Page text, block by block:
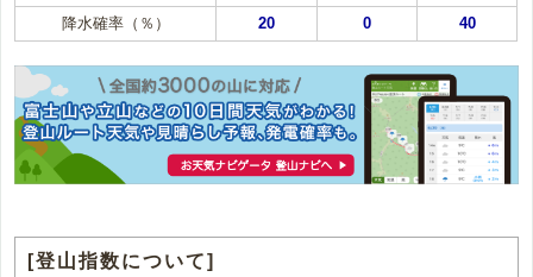
降水確率（％）
20 0 40
[登山指数について]